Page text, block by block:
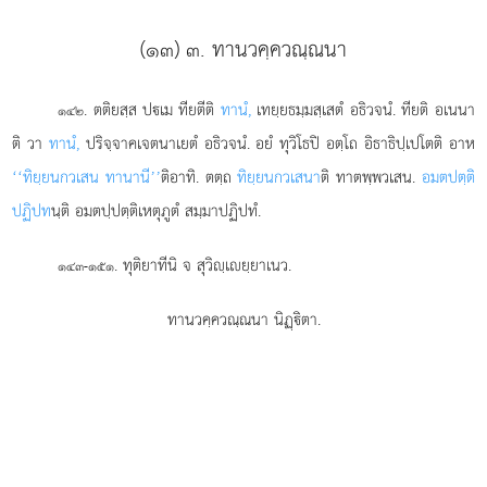
(๑๓) ๓. ทานวคฺควณฺณนา
๑๔๒. ตติยสฺส ปเม ทียตีติ ทานํ,เทยฺยธมฺมสฺเสตํ อธิวจนํ. ทียติ อเนนา
ติ วา ทานํ,ปริจฺจาคเจตนาเยตํ อธิวจนํ. อยํ ทุวิโธปิ อตฺโถ อิธาธิปฺเปโตติ อาห
‘‘ทิยฺยนกวเสน ทานานี’’ติอาทิ. ตตฺถทิยฺยนกวเสนาติ ทาตพฺพวเสน. อมตปตฺติ
ปฏิปทนฺติ อมตปฺปตฺติเหตุภูตํ สมฺมาปฏิปทํ.
๑๔๓-๑๕๑. ทุติยาทีนิ จ สุวิฺเยฺยาเนว.
ทานวคฺควณฺณนา นิฏฺิตา.